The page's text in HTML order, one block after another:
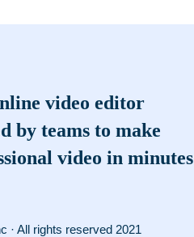
video editor
by teams to make
video in minutes
· All rights reserved 2021